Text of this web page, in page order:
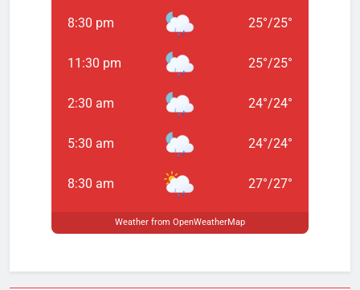
8:30 pm 25°/25°
11:30 pm 25°/25°
2:30 am 24°/24°
5:30 am 24°/24°
8:30 am 27°/27°
Weather from OpenWeatherMap